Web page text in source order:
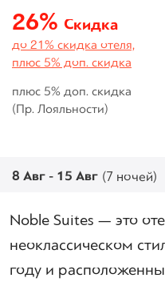
26% Скидка
до 21% скидка отеля,
плюс 5% доп. скидка
плюс 5% доп. скидка
(Пр. Лояльности)
8 Авг - 15 Авг (7 ночей)
Noble Suites — это
неоклассическом
году и